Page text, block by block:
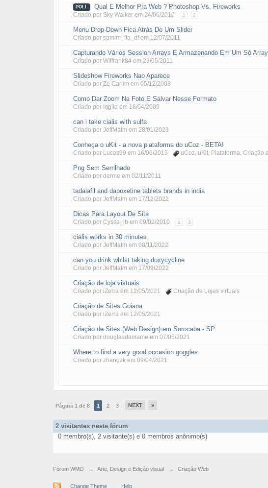
POLL Qual E Melhor Pra Web ? Photoshop Vs. Fireworks
Criado por Sky Walkerem 24/06/2010 1 2
Menu Drop-Down Fica Atrás De Um Slider
Criado por samim_fla_dfem 12/07/2011
Capturando Vários Session Arrays E Armazenando Em Um Só
Criado por Wilfrank84em 23/05/2011
Slideshow Fireworks Nao Aparece
Criado por Ze Carlim em 05/12/2008
Como Dar Zoom Na Foto E Salvar Nesse Formato
Criado por Inglid em 16/04/2009
can i take cialis with sulfa
Criado por JeffMalm em 28/01/2023
Conheça o uKit - a nova plataforma do uCoz - BETA!
Criado por Lucas99 em 16/06/2015 uCoz, uKit, Plataforma, Criação
Png Sem Serrilhado
Criado por derme em 02/11/2011
tadalafil and dapoxetine tablets brands in india
Criado por JeffMalm em 17/12/2022
Dicas Para Layout De Site
Criado por Cyssa_jb em 09/02/2010 1 2
cialis works in 30 minutes
Criado por JeffMalm em 08/11/2022
can you drink whilst taking doxycycline
Criado por JeffMalm em 17/09/2022
Criação de loja vistuais
Criado por iZerraem 12/05/2021 Criação de Lojas virtuais
Criação de Sites Goiana
Criado por iZerraem 12/05/2021
Criação de Sites (Web Design) em Sorocaba - SP
Criado por douglasdamame em 07/05/2021
Where to find a very good occasion goggles
Criado por zhangzkem 09/04/2021
Página 1 de 8 1 2 3 NEXT »
2 visitantes neste fórum
0 membro(s), 2 visitante(s) e 0 membros anônimo(s)
Fórum WMO → Arte, Design e Edição visual → Criação Web
Change Theme Help